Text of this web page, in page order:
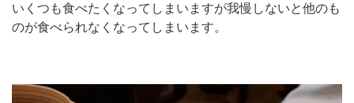
いくつも食べたくなってしまいますが我慢しないと他のも
のが食べられなくなってしまいます。